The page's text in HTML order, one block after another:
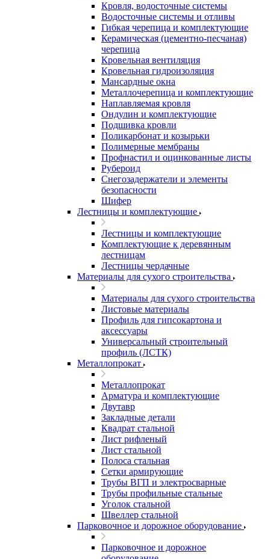
Кровля, водосточные системы
Водосточные системы и отливы
Гибкая черепица и комплектующие
Керамическая (цементно-песчаная)
черепица
Кровельная вентиляция
Кровельная гидроизоляция
Мансардные окна
Металлочерепица и комплектующие
Наплавляемая кровля
Ондулин и комплектующие
Подшивка кровли
Поликарбонат и козырьки
Полимерные мембраны
Профнастил и оцинкованные листы
Рубероид
Снегозадержатели и элементы
безопасности
Шифер
Лестницы и комплектующие
Лестницы и комплектующие
Комплектующие к деревянным
лестницам
Лестницы чердачные
Материалы для сухого строительства
Материалы для сухого строительства
Листовые материалы
Профиль для гипсокартона и
аксессуары
Универсальный строительный
профиль (ЛСТК)
Металлопрокат
Металлопрокат
Арматура и комплектующие
Двутавр
Закладные детали
Квадрат стальной
Лист рифленый
Лист стальной
Полоса стальная
Сетки армирующие
Трубы ВГП и электросварные
Трубы профильные стальные
Уголок стальной
Швеллер стальной
Парковочное и дорожное оборудование
Парковочное и дорожное